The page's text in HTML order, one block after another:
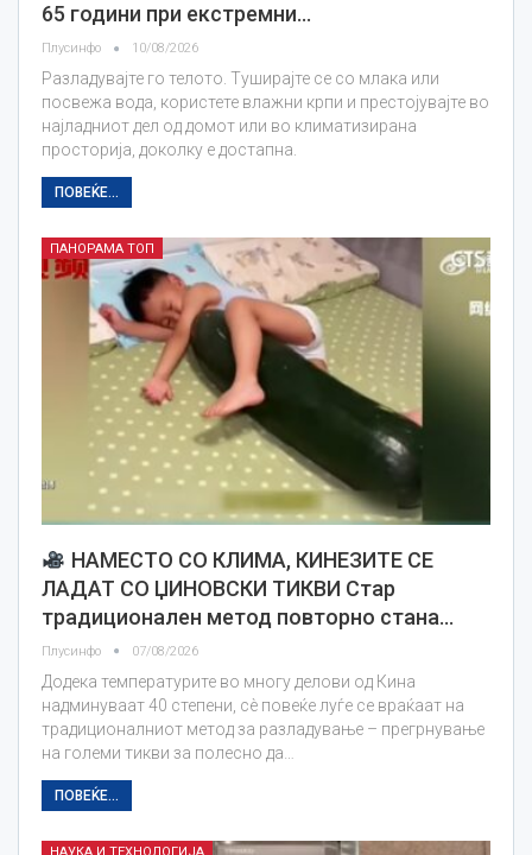
65 години при екстремни…
Плусинфо 10/08/2026
Разладувајте го телото. Туширајте се со млака или
посвежа вода, користете влажни крпи и престојувајте во
најладниот дел од домот или во климатизирана
просторија, доколку е достапна.
ПОВЕЌЕ...
ПАНОРАМА ТОП
НАМЕСТО СО КЛИМА, КИНЕЗИТЕ СЕ
ЛАДАТ СО ЏИНОВСКИ ТИКВИ Стар
традиционален метод повторно стана…
Плусинфо 07/08/2026
Додека температурите во многу делови од Кина
надминуваат 40 степени, сè повеќе луѓе се враќаат на
традиционалниот метод за разладување – прегрнување
на големи тикви за полесно да…
ПОВЕЌЕ...